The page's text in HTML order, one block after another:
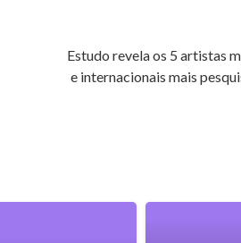
Estudo revela os 5 artistas
e internacionais mais